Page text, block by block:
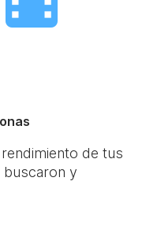
de tus
buscaron y